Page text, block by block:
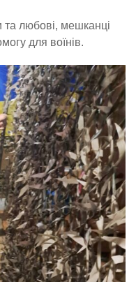
та любові, мешканці
для воїнів.